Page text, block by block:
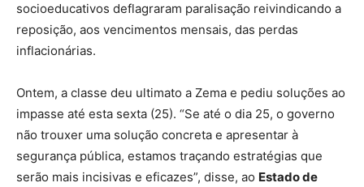
socioeducativos deflagraram paralisação reivindicando a
reposição, aos vencimentos mensais, das perdas
inflacionárias.
Ontem, a classe deu ultimato a Zema e pediu soluções ao
impasse até esta sexta (25). “Se até o dia 25, o governo
não trouxer uma solução concreta e apresentar à
segurança pública, estamos traçando estratégias que
serão mais incisivas e eficazes”, disse, ao Estado de